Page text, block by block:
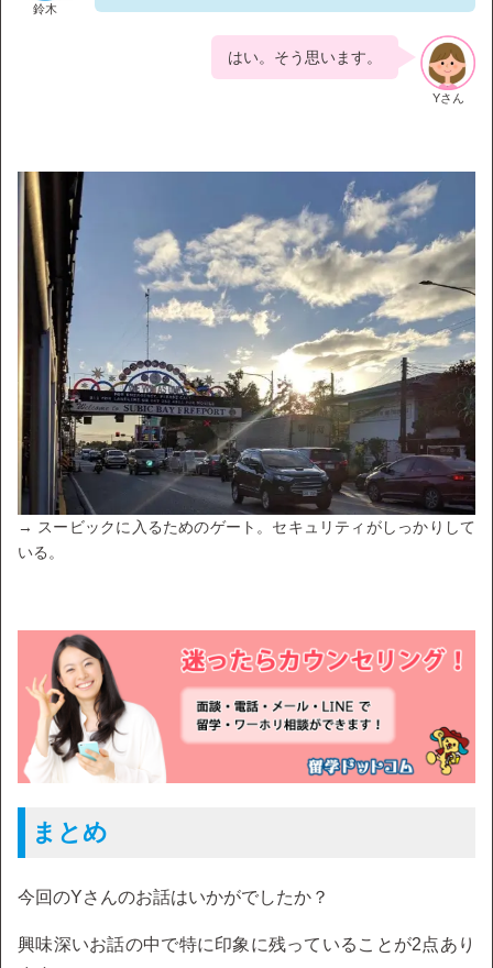
鈴木
Yさん
はい。そう思います。
→ スービックに入るためのゲート。セキュリティがしっかりして
いる。
まとめ
今回のYさんのお話はいかがでしたか？
興味深いお話の中で特に印象に残っていることが2点あり